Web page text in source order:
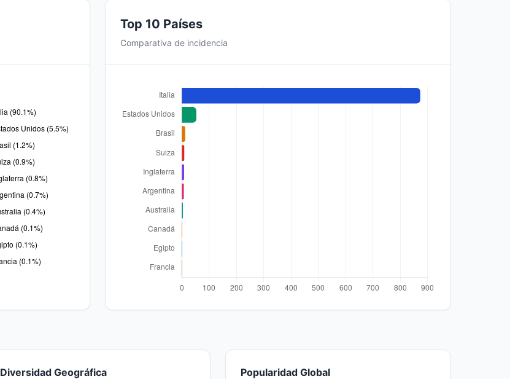
Top 10 Países
Comparativa de incidencia
Diversidad Geográfica Popularidad Global